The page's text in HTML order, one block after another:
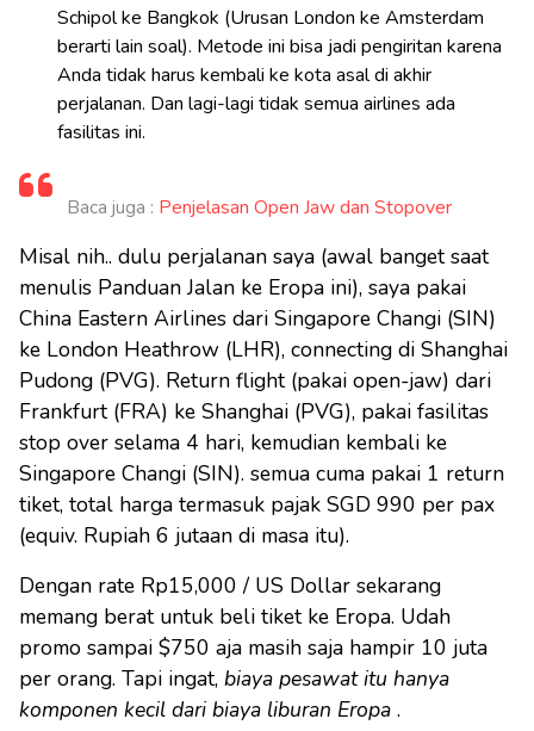
Schipol ke Bangkok (Urusan London ke Amsterdam
berarti lain soal). Metode ini bisa jadi pengiritan karena
Anda tidak harus kembali ke kota asal di akhir
perjalanan. Dan lagi-lagi tidak semua airlines ada
fasilitas ini.
Baca juga : Penjelasan Open Jaw dan Stopover
Misal nih.. dulu perjalanan saya (awal banget saat
menulis Panduan Jalan ke Eropa ini), saya pakai
China Eastern Airlines dari Singapore Changi (SIN)
ke London Heathrow (LHR), connecting di Shanghai
Pudong (PVG). Return flight (pakai open-jaw) dari
Frankfurt (FRA) ke Shanghai (PVG), pakai fasilitas
stop over selama 4 hari, kemudian kembali ke
Singapore Changi (SIN). semua cuma pakai 1 return
tiket, total harga termasuk pajak SGD 990 per pax
(equiv. Rupiah 6 jutaan di masa itu).
Dengan rate Rp15,000 / US Dollar sekarang
memang berat untuk beli tiket ke Eropa. Udah
promo sampai $750 aja masih saja hampir 10 juta
per orang. Tapi ingat, biaya pesawat itu hanya
komponen kecil dari biaya liburan Eropa .